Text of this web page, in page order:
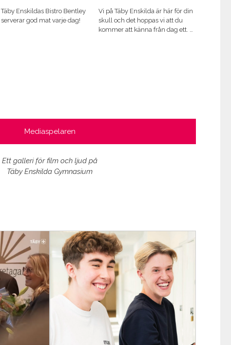
Täby Enskildas Bistro Bentley
serverar god mat varje dag!
Vi på Täby Enskilda är här för din
skull och det hoppas vi att du
kommer att känna från dag ett. …
Mediaspelaren
Ett galleri för film och ljud på
Täby Enskilda Gymnasium